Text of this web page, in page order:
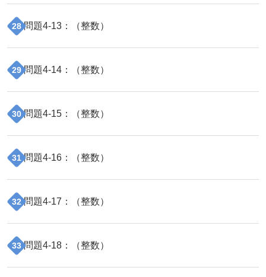
28 問題4-13 ：（整数）
29 問題4-14 ：（整数）
30 問題4-15 ：（整数）
31 問題4-16 ：（整数）
32 問題4-17 ：（整数）
33 問題4-18 ：（整数）